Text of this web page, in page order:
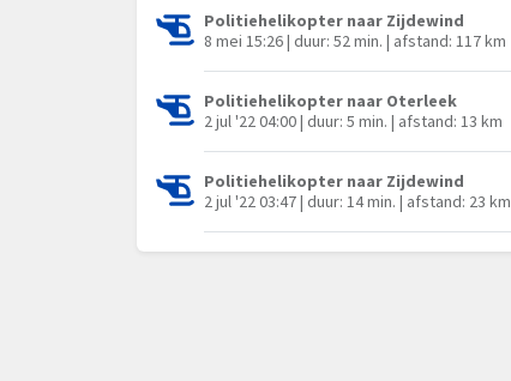
Politiehelikopter naar Zijdewind
8 mei 15:26 | duur: 52 min. | afstand: 117 km
Politiehelikopter naar Oterleek
2 jul '22 04:00 | duur: 5 min. | afstand: 13 km
Politiehelikopter naar Zijdewind
2 jul '22 03:47 | duur: 14 min. | afstand: 23 km